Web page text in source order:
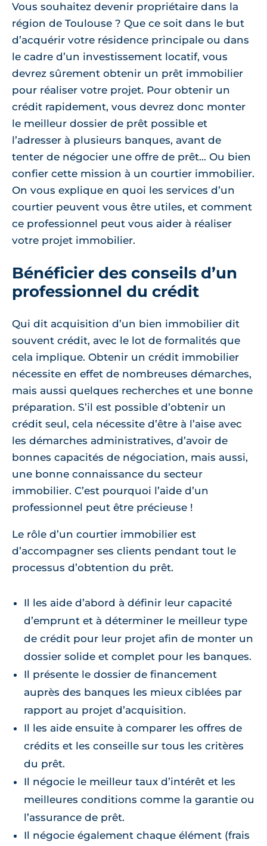
Vous souhaitez devenir propriétaire dans la
région de Toulouse ? Que ce soit dans le but
d’acquérir votre résidence principale ou dans
le cadre d’un investissement locatif, vous
devrez sûrement obtenir un prêt immobilier
pour réaliser votre projet. Pour obtenir un
crédit rapidement, vous devrez donc monter
le meilleur dossier de prêt possible et
l’adresser à plusieurs banques, avant de
tenter de négocier une offre de prêt… Ou bien
confier cette mission à un courtier immobilier.
On vous explique en quoi les services d’un
courtier peuvent vous être utiles, et comment
ce professionnel peut vous aider à réaliser
votre projet immobilier.
Bénéficier des conseils d’un
professionnel du crédit
Qui dit acquisition d’un bien immobilier dit
souvent crédit, avec le lot de formalités que
cela implique. Obtenir un crédit immobilier
nécessite en effet de nombreuses démarches,
mais aussi quelques recherches et une bonne
préparation. S’il est possible d’obtenir un
crédit seul, cela nécessite d’être à l’aise avec
les démarches administratives, d’avoir de
bonnes capacités de négociation, mais aussi,
une bonne connaissance du secteur
immobilier. C’est pourquoi l’aide d’un
professionnel peut être précieuse !
Le rôle d’un courtier immobilier est
d’accompagner ses clients pendant tout le
processus d’obtention du prêt.
Il les aide d’abord à définir leur capacité
d’emprunt et à déterminer le meilleur type
de crédit pour leur projet afin de monter un
dossier solide et complet pour les banques.
Il présente le dossier de financement
auprès des banques les mieux ciblées par
rapport au projet d’acquisition.
Il les aide ensuite à comparer les offres de
crédits et les conseille sur tous les critères
du prêt.
Il négocie le meilleur taux d’intérêt et les
meilleures conditions comme la garantie ou
l’assurance de prêt.
Il négocie également chaque élément (frais